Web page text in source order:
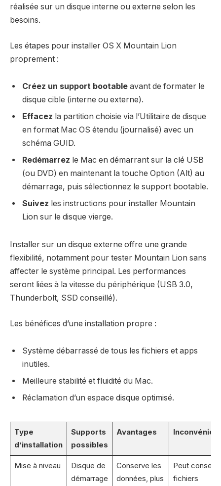
réalisée sur un disque interne ou externe selon les
besoins.
Les étapes pour installer OS X Mountain Lion
proprement :
Créez un support bootable avant de formater le
disque cible (interne ou externe).
Effacez la partition choisie via l’Utilitaire de disque
en format Mac OS étendu (journalisé) avec un
schéma GUID.
Redémarrez le Mac en démarrant sur la clé USB
(ou DVD) en maintenant la touche Option (Alt) au
démarrage, puis sélectionnez le support bootable.
Suivez les instructions pour installer Mountain
Lion sur le disque vierge.
Installer sur un disque externe offre une grande
flexibilité, notamment pour tester Mountain Lion sans
affecter le système principal. Les performances
seront liées à la vitesse du périphérique (USB 3.0,
Thunderbolt, SSD conseillé).
Les bénéfices d’une installation propre :
Système débarrassé de tous les fichiers et apps
inutiles.
Meilleure stabilité et fluidité du Mac.
Réclamation d’un espace disque optimisé.
Type
d’installation
Supports
possibles
Avantages
Mise à niveau
Disque de
démarrage
Conserve les
données, plus
Peut
fichiers